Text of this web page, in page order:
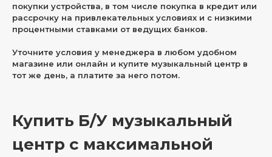
покупки устройства, в том числе покупка в кредит или
рассрочку на привлекательных условиях и с низкими
процентными ставками от ведущих банков.
Уточните условия у менеджера в любом удобном
магазине или онлайн и купите музыкальный центр в
тот же день, а платите за него потом.
Купить Б/У музыкальный
центр с максимальной